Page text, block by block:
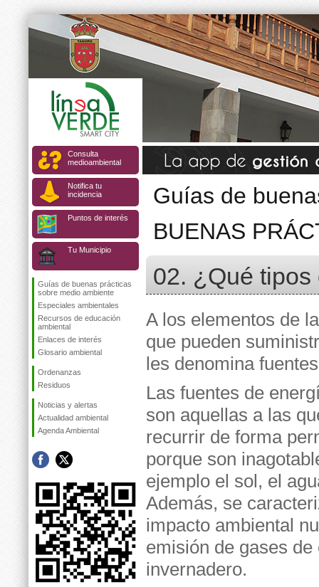
Consulta
medioambiental
Notifica tu
incidencia
Puntos de interés
Tu Municipio
Guías de buenas prácticas
sobre medio ambiente
Especiales ambientales
Recursos de educación
ambiental
Enlaces de interés
Glosario ambiental
Ordenanzas
Residuos
Noticias y alertas
Actualidad ambiental
Agenda Ambiental
Guías de
BUENAS
02. ¿Qué
A los elementos de
que pueden
les denomina
Las fuentes de
son aquellas a las
recurrir de forma
porque son
ejemplo el sol, el
Además, se
impacto ambiental
emisión de gases de
invernadero.